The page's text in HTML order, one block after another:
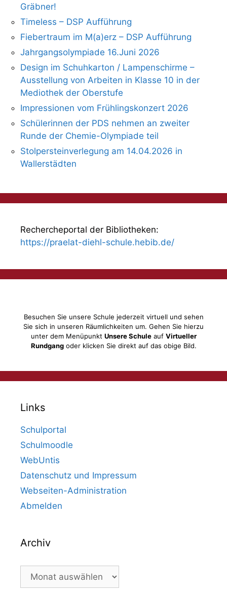
Gräbner!
Timeless – DSP Aufführung
Fiebertraum im M(a)erz – DSP Aufführung
Jahrgangsolympiade 16.Juni 2026
Design im Schuhkarton / Lampenschirme –
Ausstellung von Arbeiten in Klasse 10 in der
Mediothek der Oberstufe
Impressionen vom Frühlingskonzert 2026
Schülerinnen der PDS nehmen an zweiter
Runde der Chemie-Olympiade teil
Stolpersteinverlegung am 14.04.2026 in
Wallerstädten
Rechercheportal der Bibliotheken:
https://praelat-diehl-schule.hebib.de/
Besuchen Sie unsere Schule jederzeit virtuell und sehen
Sie sich in unseren Räumlichkeiten um. Gehen Sie hierzu
unter dem Menüpunkt Unsere Schuleauf Virtueller
Rundgangoder klicken Sie direkt auf das obige Bild.
Links
Schulportal
Schulmoodle
WebUntis
Datenschutz und Impressum
Webseiten-Administration
Abmelden
Archiv